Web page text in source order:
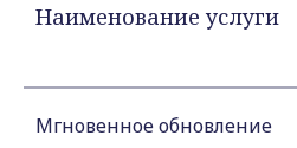
Наименование услуги
Мгновенное обновление